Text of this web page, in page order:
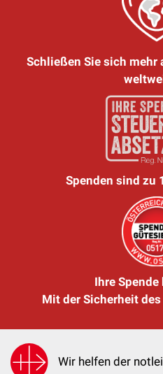
Schließen Sie sich mehr
Spenden sind zu
Ihre
Mit der Sicherheit
Wir helfen der